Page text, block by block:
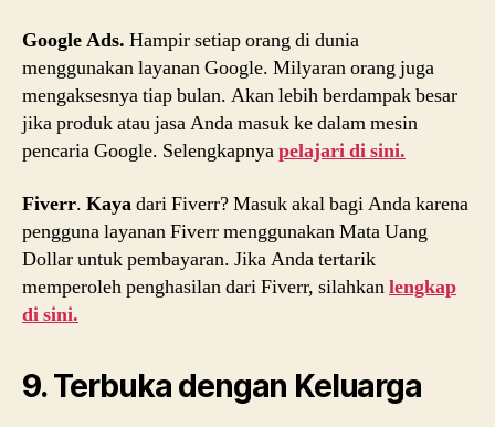
Google Ads. Hampir setiap orang di dunia
menggunakan layanan Google. Milyaran orang juga
mengaksesnya tiap bulan. Akan lebih berdampak besar
jika produk atau jasa Anda masuk ke dalam mesin
pencaria Google. Selengkapnyapelajari di sini.
Fiverr. Kayadari Fiverr? Masuk akal bagi Anda karena
pengguna layanan Fiverr menggunakan Mata Uang
Dollar untuk pembayaran. Jika Anda tertarik
memperoleh penghasilan dari Fiverr, silahkanlengkap
di sini.
9. Terbuka dengan Keluarga